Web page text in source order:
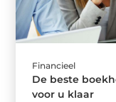
Financieel
De beste
voor u klaar